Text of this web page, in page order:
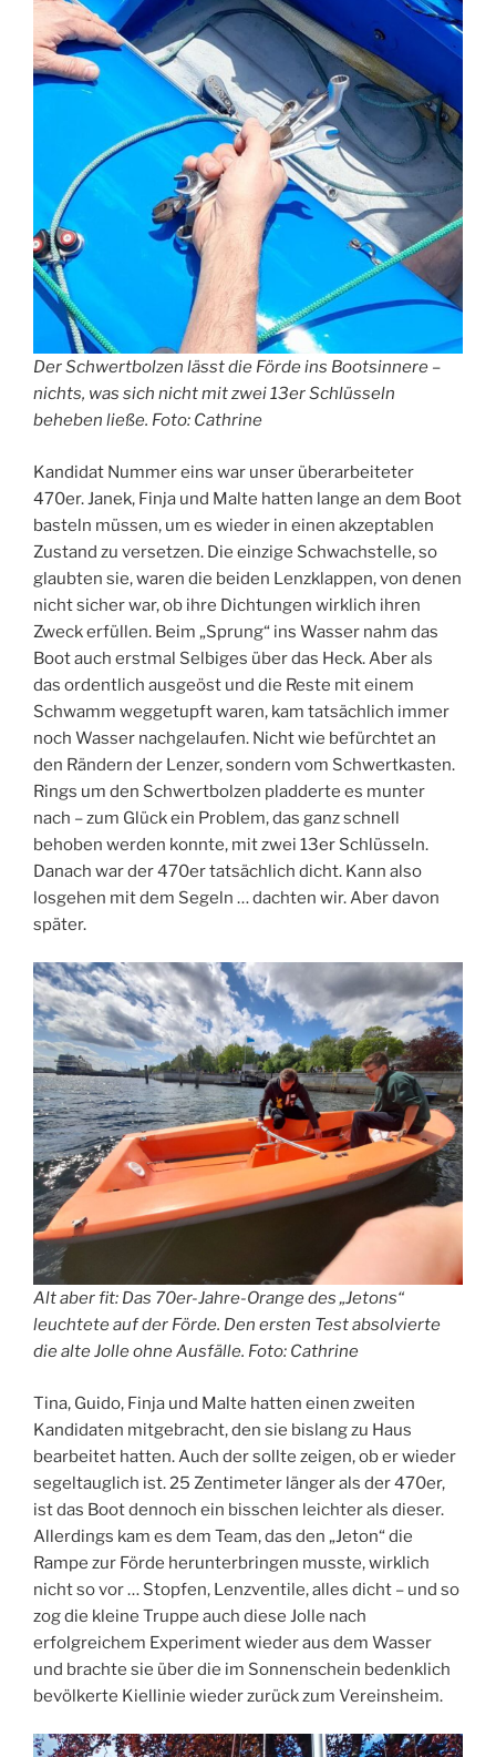
Der Schwertbolzen lässt die Förde ins Bootsinnere –
nichts, was sich nicht mit zwei 13er Schlüsseln
beheben ließe. Foto: Cathrine
Kandidat Nummer eins war unser überarbeiteter
470er. Janek, Finja und Malte hatten lange an dem Boot
basteln müssen, um es wieder in einen akzeptablen
Zustand zu versetzen. Die einzige Schwachstelle, so
glaubten sie, waren die beiden Lenzklappen, von denen
nicht sicher war, ob ihre Dichtungen wirklich ihren
Zweck erfüllen. Beim „Sprung“ ins Wasser nahm das
Boot auch erstmal Selbiges über das Heck. Aber als
das ordentlich ausgeöst und die Reste mit einem
Schwamm weggetupft waren, kam tatsächlich immer
noch Wasser nachgelaufen. Nicht wie befürchtet an
den Rändern der Lenzer, sondern vom Schwertkasten.
Rings um den Schwertbolzen pladderte es munter
nach – zum Glück ein Problem, das ganz schnell
behoben werden konnte, mit zwei 13er Schlüsseln.
Danach war der 470er tatsächlich dicht. Kann also
losgehen mit dem Segeln … dachten wir. Aber davon
später.
Alt aber fit: Das 70er-Jahre-Orange des „Jetons“
leuchtete auf der Förde. Den ersten Test absolvierte
die alte Jolle ohne Ausfälle. Foto: Cathrine
Tina, Guido, Finja und Malte hatten einen zweiten
Kandidaten mitgebracht, den sie bislang zu Haus
bearbeitet hatten. Auch der sollte zeigen, ob er wieder
segeltauglich ist. 25 Zentimeter länger als der 470er,
ist das Boot dennoch ein bisschen leichter als dieser.
Allerdings kam es dem Team, das den „Jeton“ die
Rampe zur Förde herunterbringen musste, wirklich
nicht so vor … Stopfen, Lenzventile, alles dicht – und so
zog die kleine Truppe auch diese Jolle nach
erfolgreichem Experiment wieder aus dem Wasser
und brachte sie über die im Sonnenschein bedenklich
bevölkerte Kiellinie wieder zurück zum Vereinsheim.